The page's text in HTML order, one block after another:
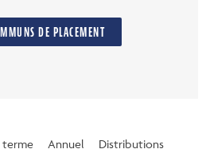
COMMUNS DE PLACEMENT
terme Annuel
Distributions